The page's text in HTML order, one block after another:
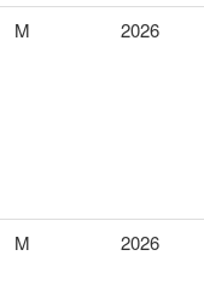
M 2026
M 2026